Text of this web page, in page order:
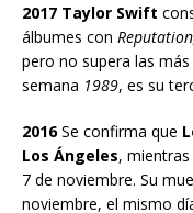
2017 Taylor Swift
álbumes con
pero no supera las
semana 1989, es su
2016Se confirma que
Los Ángeles,
7 de noviembre. Su
noviembre, el mismo